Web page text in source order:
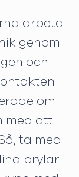
arbeta
genom
och
om
med att
ta med
prylar